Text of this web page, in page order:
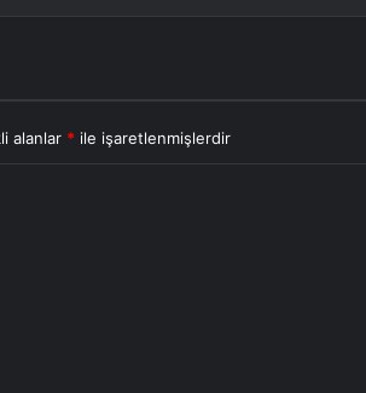
alanlar * ile işaretlenmişlerdir